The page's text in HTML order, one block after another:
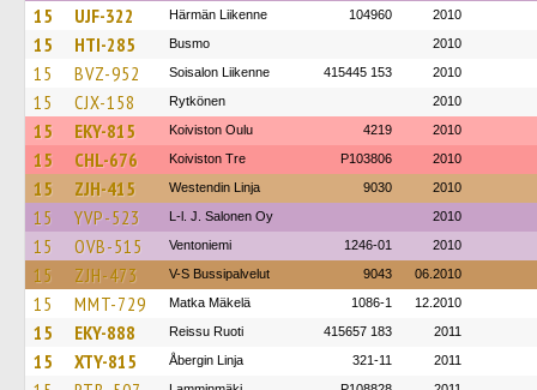
15 UJF-322 Härmän Liikenne 104960 2010
15 HTI-285 Busmo 2010
15 BVZ-952 Soisalon Liikenne 415445 153 2010
15 CJX-158 Rytkönen 2010
15 EKY-815 Koiviston Oulu 4219 2010
15 CHL-676 Koiviston Tre P103806 2010
15 ZJH-415 Westendin Linja 9030 2010
15 YVP-523 L-l. J. Salonen Oy 2010
15 OVB-515 Ventoniemi 1246-01 2010
15 ZJH-473 V-S Bussipalvelut 9043 06.2010
15 MMT-729 Matka Mäkelä 1086-1 12.2010
15 EKY-888 Reissu Ruoti 415657 183 2011
15 XTY-815 Åbergin Linja 321-11 2011